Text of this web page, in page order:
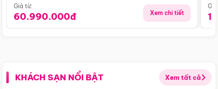
Giá từ:
60.990.000đ Xem chi tiết
KHÁCH SẠN NỔI BẬT Xem tất cả